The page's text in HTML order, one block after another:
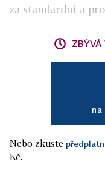
za standardní a
ZBÝVÁ
na
Nebo zkuste
Kč.